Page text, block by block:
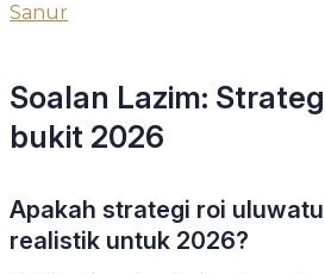
Sanur
Soalan Lazim:
bukit 2026
Apakah strategi roi
realistik untuk 2026?